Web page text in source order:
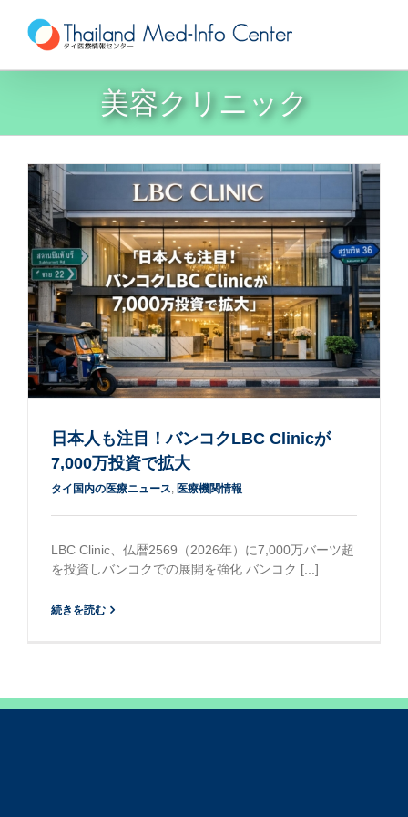
content
美容クリニック
日本人も注目！バンコクLBC Clinicが
7,000万投資で拡大
タイ国内の医療ニュース, 医療機関情報
LBC Clinic、仏暦2569（2026年）に7,000万バーツ超
を投資しバンコクでの展開を強化 バンコク [...]
続きを読む